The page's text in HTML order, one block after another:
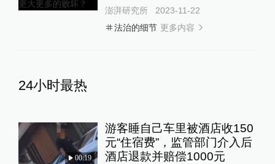
澎湃研究所
2023-11-22
法治的细节 更多内容
24小时最热
00:19
游客睡自己车里被酒店收150
元“住宿费”，监管部门介入后
酒店退款并赔偿1000元